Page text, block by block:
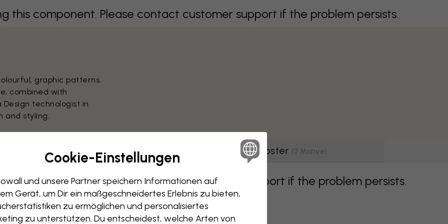
this component. Please contact customer support if the problem persists.
graphic patterns.
combined with
technologist in
and styling.
Leinwandbilder 3Motive Poster (3 Motive)
this component. Please contact customer support if the problem persists.
Cookie-Einstellungen
und unsere Partner speichern Informationen auf
Gerät, um Dir ein maßgeschneidertes Erlebnis zu bieten,
zu ermöglichen und personalisiertes
zu unterstützen. Du entscheidest, welche Arten von